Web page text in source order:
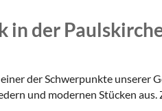
in der
der Schwerpunkte unserer
und modernen Stücken